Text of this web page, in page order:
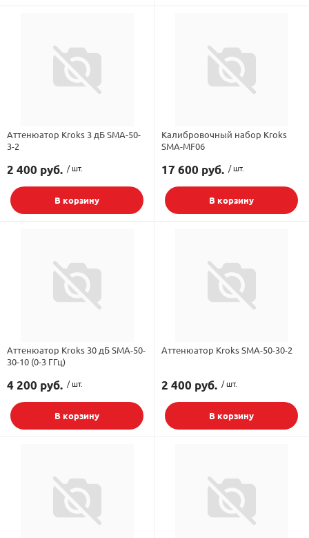
Аттенюатор Kroks 3 дБ SMA-50-
3-2
2 400 руб. / шт.
В корзину
Калибровочный набор Kroks
SMA-MF06
17 600 руб. / шт.
В корзину
Аттенюатор Kroks 30 дБ SMA-50-
30-10 (0-3 ГГц)
4 200 руб. / шт.
В корзину
Аттенюатор Kroks SMA-50-30-2
2 400 руб. / шт.
В корзину